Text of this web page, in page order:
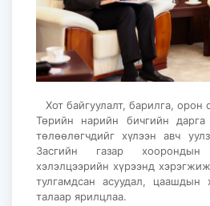
Хот байгуулалт, барилга,
Төрийн нарийн бичгийн
төлөөлөгчдийг хүлээн авч
Засгийн газар
хэлэлцээрийн хүрээнд
тулгамдсан асуудал, цаашдын
талаар ярилцлаа.